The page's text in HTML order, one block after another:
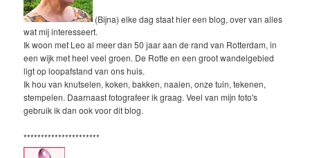
(Bijna) elke dag staat hier een blog, over van alles
wat mij interesseert.
Ik woon met Leo al meer dan 50 jaar aan de rand van Rotterdam, in
een wijk met heel veel groen. De Rotte en een groot wandelgebied
ligt op loopafstand van ons huis.
Ik hou van knutselen, koken, bakken, naaien, onze tuin, tekenen,
stempelen. Daarnaast fotografeer ik graag. Veel van mijn foto's
gebruik ik dan ook voor dit blog.
**********************